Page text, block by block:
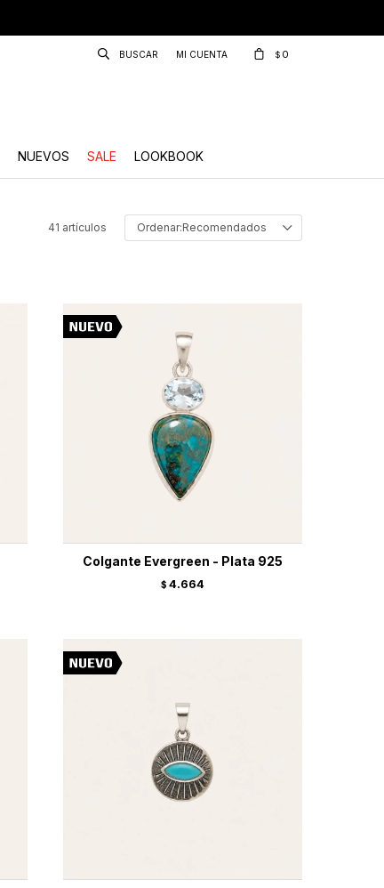
NUEVOS SALE LOOKBOOK
$ 0
41 artículos Recomendados
Colgante Evergreen - Plata 925
$ 4.664